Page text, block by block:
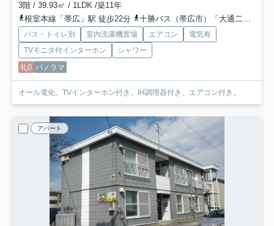
3階 / 39.93㎡ / 1LDK /築11年
根室本線「帯広」駅 徒歩22分
十勝バス（帯広市）「大通二十四丁目」バス停下車 徒歩4分
バス・トイレ別 室内洗濯機置場 エアコン
電気有
TVモニタ付インターホン
シャワー
礼0 パノラマ
オール電化。TVインターホン付き。IH調理器付き。エアコン付き。
アパート